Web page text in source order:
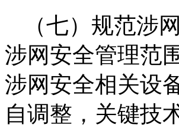
（七）规范涉
涉网安全管理范
涉网安全相关设
自调整，关键技